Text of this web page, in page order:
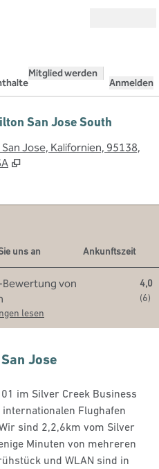
Mitglied werden
Anmelden
San Jose South
Jose, Kalifornien, 95138,
uns an
Ankunftszeit
4,0
(6)
lesen
Jose
im Silver Creek Business
Flughafen
sind 2,2,6km vom Silver
Minuten von mehreren
und WLAN sind in